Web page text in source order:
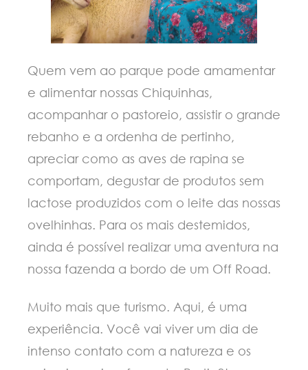
Quem vem ao parque pode amamentar
e alimentar nossas Chiquinhas,
acompanhar o pastoreio, assistir o grande
rebanho e a ordenha de pertinho,
apreciar como as aves de rapina se
comportam, degustar de produtos sem
lactose produzidos com o leite das nossas
ovelhinhas. Para os mais destemidos,
ainda é possível realizar uma aventura na
nossa fazenda a bordo de um Off Road.
Muito mais que turismo. Aqui, é uma
experiência. Você vai viver um dia de
intenso contato com a natureza e os